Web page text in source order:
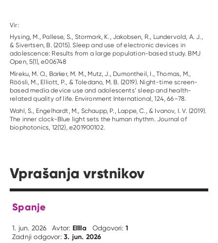
Vir:
Hysing, M., Pallese, S., Stormark, K., Jakobsen, R., Lundervold, A. J.,
& Sivertsen, B. (2015). Sleep and use of electronic devices in
adolescence: Results from a large population-based study. BMJ
Open, 5(1), e006748
Mireku, M. O., Barker, M. M., Mutz, J., Dumontheil, I., Thomas, M.,
Röösli, M., Elliott, P., & Toledano, M. B. (2019). Night-time screen-
based media device use and adolescents’ sleep and health-
related quality of life. Environment International, 124, 66–78.
Wahl, S., Engelhardt, M., Schaupp, P., Lappe, C., & Ivanov, I. V. (2019).
The inner clock-Blue light sets the human rhythm. Journal of
biophotonics, 12(12), e201900102.
Vprašanja vrstnikov
Spanje
1. jun. 2026 Avtor: Elllla Odgovori: 1
Zadnji odgovor:3. jun. 2026